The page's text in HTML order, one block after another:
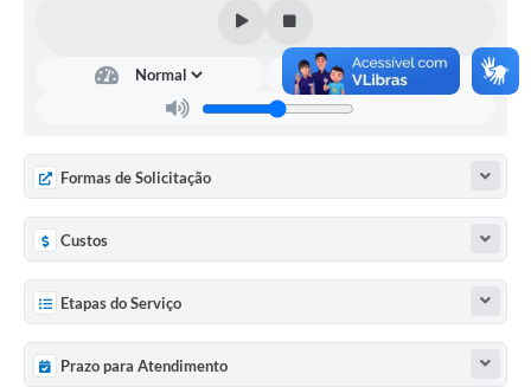
Feriados Municipais
História
Galeria de Fotos
Ouvidoria Municipal
Audiências Públicas
Arquivos para Download
Formas de Solicitação
Custos
Etapas do Serviço
Prazo para Atendimento